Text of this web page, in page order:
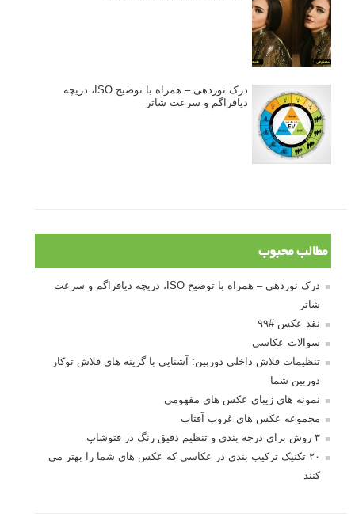
درک نوردهی – همراه با توضیح ISO، دریچه
دیافراگم و سرعت شاتر
مطالب محبوب
درک نوردهی – همراه با توضیح ISO، دریچه دیافراگم و سرعت
شاتر
نقد عکس #۹۹
سوالات عکاسی
تنظیمات فلاش داخلی دوربین: آشنایی با گزینه های فلاش توکار
دوربین شما
نمونه های زیبای عکس های مفهومی
مجموعه عکس های غروب آفتاب
۳ روش برای درجه بندی و تنظیم دقیق رنگ در فتوشاپ
۲۰ تکنیک ترکیب بندی در عکاسی که عکس های شما را بهتر می
کنند